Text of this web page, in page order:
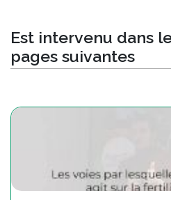
Est intervenu dans
pages suivantes